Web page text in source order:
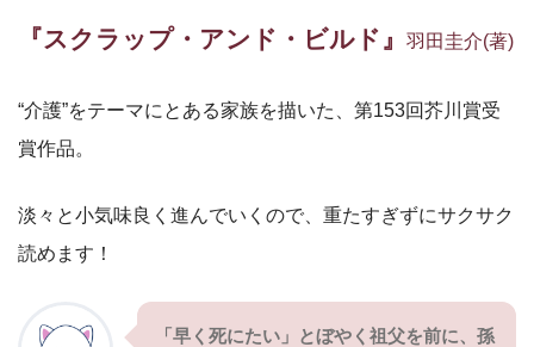
『スクラップ・アンド・ビルド』 羽田圭介(著)
“介護”をテーマにとある家族を描いた、第153回芥川賞受
賞作品。
淡々と小気味良く進んでいくので、重たすぎずにサクサク
読めます！
「早く死にたい」とぼやく祖父を前に、孫